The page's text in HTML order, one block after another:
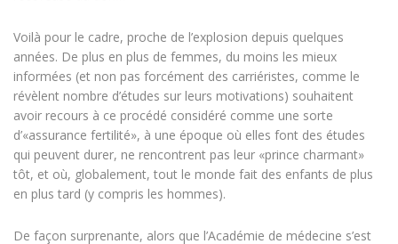
Voilà pour le cadre, proche de l’explosion depuis quelques
années. De plus en plus de femmes, du moins les mieux
informées (et non pas forcément des carriéristes, comme le
révèlent nombre d’études sur leurs motivations) souhaitent
avoir recours à ce procédé considéré comme une sorte
d’«assurance fertilité», à une époque où elles font des études
qui peuvent durer, ne rencontrent pas leur «prince charmant»
tôt, et où, globalement, tout le monde fait des enfants de plus
en plus tard (y compris les hommes).
De façon surprenante, alors que l’Académie de médecine s’est